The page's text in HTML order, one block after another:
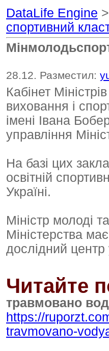
DataLife Engine
спортивний
28.12. Разместил:
Кабінет
виховання і
імені Івана
управління
На базі цих
освітній
Україні.
Міністр молоді
Міністерства
дослідний центр
Читайте
травмовано
https://
travmovano-